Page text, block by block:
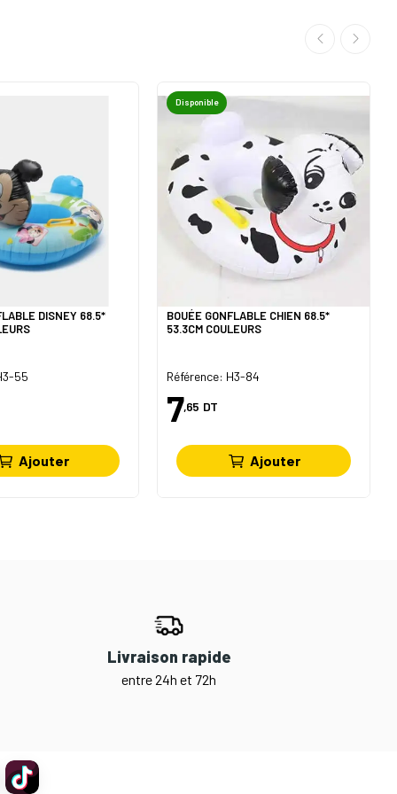
DISNEY 68.5*
55
Ajouter
Disponible
BOUÉE GONFLABLE CHIEN 68.5*
53.3CM COULEURS
Référence: H3-84
7,65 DT
Ajouter
Livraison rapide
entre 24h et 72h